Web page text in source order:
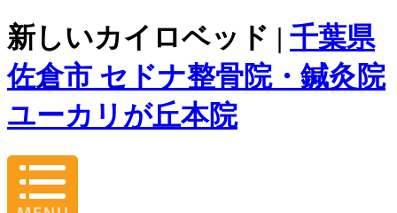
新しいカイロベッド | 千葉県
佐倉市 セドナ整骨院・鍼灸院
ユーカリが丘本院